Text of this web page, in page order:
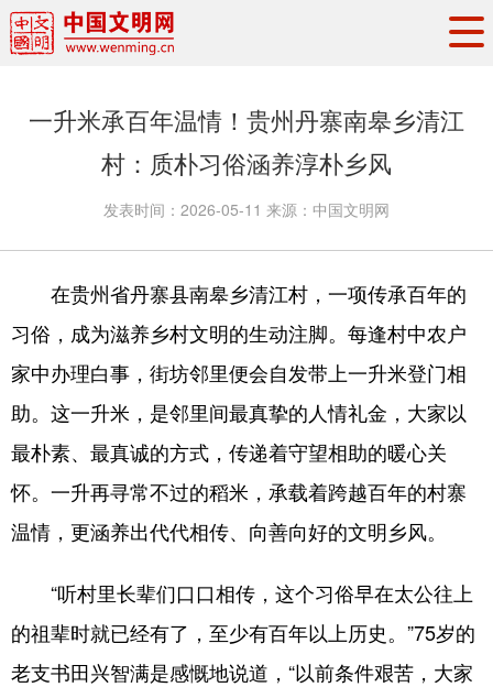
权威发布
资讯联播
地方交流
文明培育
文明实践
文明创建
文明之光
文明矩阵
一升米承百年温情！贵州丹寨南皋乡清江
村：质朴习俗涵养淳朴乡风
发表时间： 2026-05-11 来源： 中国文明网
在贵州省丹寨县南皋乡清江村，一项传承百年的
习俗，成为滋养乡村文明的生动注脚。每逢村中农户
家中办理白事，街坊邻里便会自发带上一升米登门相
助。这一升米，是邻里间最真挚的人情礼金，大家以
最朴素、最真诚的方式，传递着守望相助的暖心关
怀。一升再寻常不过的稻米，承载着跨越百年的村寨
温情，更涵养出代代相传、向善向好的文明乡风。
“听村里长辈们口口相传，这个习俗早在太公往上
的祖辈时就已经有了，至少有百年以上历史。”75岁的
老支书田兴智满是感慨地说道，“以前条件艰苦，大家